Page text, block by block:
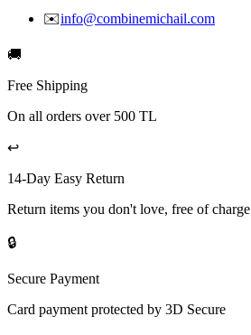
✉️info@combinemichail.com
🚚
Free Shipping
On all orders over 500 TL
↩️
14-Day Easy Return
Return items you don't love, free of charge
🔒
Secure Payment
Card payment protected by 3D Secure